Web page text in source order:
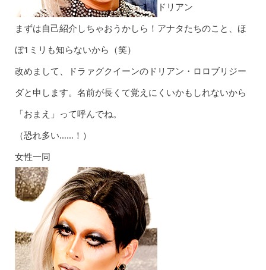
ドリアン
まずは自己紹介しちゃおうかしら！アナタたちのこと、ほ
ぼ1ミリも知らないから（笑）
改めまして、ドラァグクイーンのドリアン・ロロブリジー
ダと申します。名前が長くて覚えにくいかもしれないから
「おまえ」って呼んでね。
（恐れ多い……！）
女性一同